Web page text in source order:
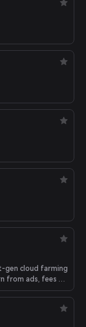
gen cloud farming
from ads, fees &